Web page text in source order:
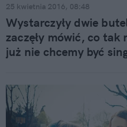
25 kwietnia 2016, 08:48
Wystarczyły dwie
zaczęły mówić, co tak
już nie chcemy być